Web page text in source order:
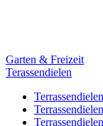
Garten & Freizeit
Terassendielen